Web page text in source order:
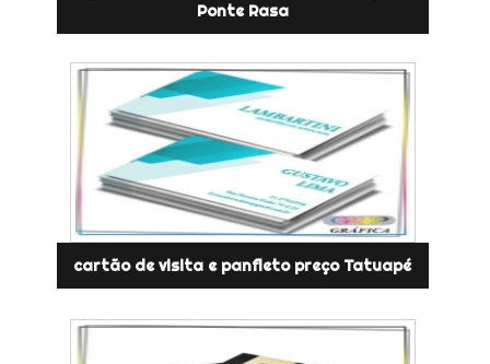
Ponte Rasa
cartão de visita e panfleto preço Tatuapé